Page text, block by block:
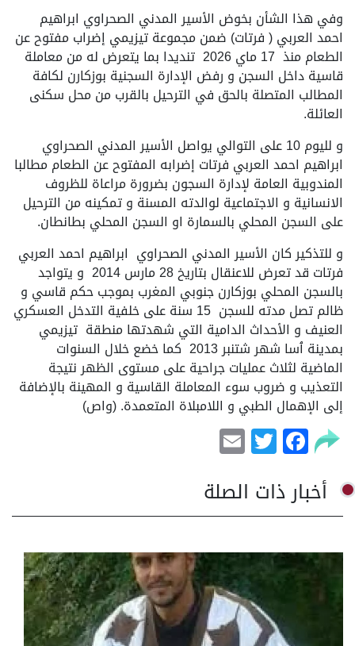
وفي هذا الشأن بخوض الأسير المدني الصحراوي ابراهيم
احمد العربي ( فرتات) ضمن مجموعة تيزيمي إضراب مفتوح عن
الطعام منذ 17 ماي 2026 تنديدا بما يتعرض له من معاملة
قاسية داخل السجن و رفض الإدارة السجنية بوزكارن لكافة
المطالب المتصلة بالحق في الترحيل بالقرب من محل سكنى
العائلة.
و لليوم 10 على التوالي يواصل الأسير المدني الصحراوي
ابراهيم احمد العربي فرتات إضرابه المفتوح عن الطعام مطالبا
المندوبية العامة لإدارة السجون بضرورة مراعاة للظروف
الانسانية و الاجتماعية لوالدته المسنة و تمكينه من الترحيل
على السجن المحلي بالسمارة او السجن المحلي بطانطان.
و للتذكير كان الأسير المدني الصحراوي ابراهيم احمد العربي
فرتات قد تعرض للاعنقال بتاريخ 28 مارس 2014 و يتواجد
بالسجن المحلي بوزكارن جنوبي المغرب بموجب حكم قاسي و
ظالم تصل مدته للسجن 15 سنة على خلفية التدخل العسكري
العنيف و الأحداث الدامية التي شهدتها منطقة تيزيمي
بمدينة ٱسا شهر شتنبر 2013 كما خضع خلال السنوات
الماضية لثلاث عمليات جراحية على مستوى الظهر نتيجة
التعذيب و ضروب سوء المعاملة القاسية و المهينة بالإضافة
إلى الإهمال الطبي و اللامبلاة المتعمدة. (واص)
Facebook
Twitter
أخبار ذات الصلة